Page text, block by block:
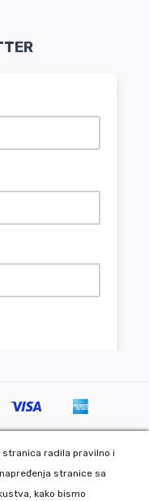
stranica radila pravilno i
stranice sa
kako bismo